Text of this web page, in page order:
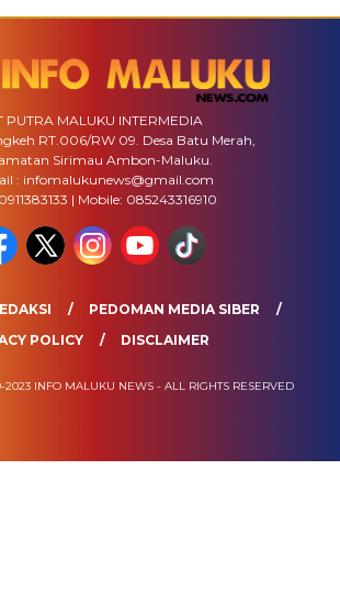
PUTRA MALUKU INTERMEDIA
RT.006/RW 09. Desa Batu Merah,
Sirimau Ambon-Maluku.
: infomalukunews@gmail.com
| Mobile: 085243316910
PEDOMAN MEDIA SIBER
POLICY
DISCLAIMER
2023 INFO MALUKU NEWS - ALL RIGHTS RESERVED